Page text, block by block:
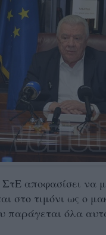
αποφασίσει να
στο τιμόνι ως ο
παράγεται όλα